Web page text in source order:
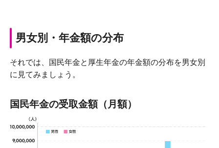
男女別・年金額の分布
それでは、国民年金と厚生年金の年金額の分布を男女別
に見てみましょう。
国民年金の受取金額（月額）